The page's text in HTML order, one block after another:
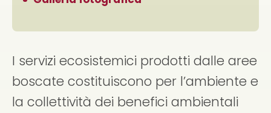
I servizi ecosistemici prodotti dalle aree
boscate costituiscono per l’ambiente e
la collettività dei benefici ambientali